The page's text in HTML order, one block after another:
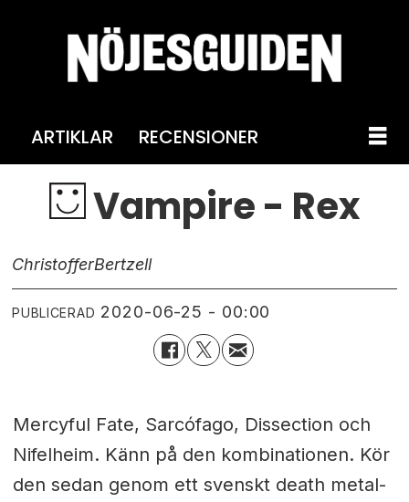
ARTIKLAR RECENSIONER
Vampire - Rex
ChristofferBertzell
PUBLICERAD 2020-06-25 - 00:00
Mercyful Fate, Sarcófago, Dissection och
Nifelheim. Känn på den kombinationen. Kör
den sedan genom ett svenskt death metal-